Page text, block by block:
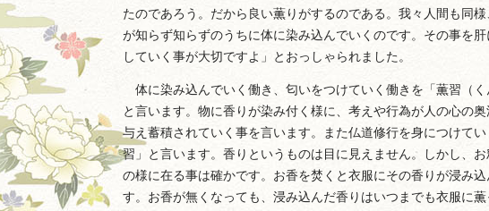
たのであろう。だから良い薫りがするのである。我々人間も同
が知らず知らずのうちに体に染み込んでいくのです。その事を
していく事が大切ですよ」とおっしゃられました。
体に染み込んでいく働き、匂いをつけていく働きを「薫習（く
と言います。物に香りが染み付く様に、考えや行為が人の心の
与え蓄積されていく事を言います。また仏道修行を身につけて
習」と言います。香りというものは目に見えません。しかし、
の様に在る事は確かです。お香を焚くと衣服にその香りが浸み込
す。お香が無くなっても、浸み込んだ香りはいつまでも衣服に薫